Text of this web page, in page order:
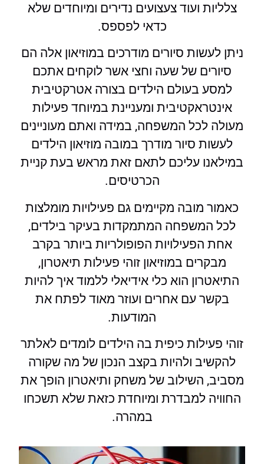
צלליות ועוד צעצועים נדירים ומיוחדים שלא
כדאי לפספס.
ניתן לעשות סיורים מודרכים במוזיאון אלה הם
סיורים של שעה וחצי אשר לוקחים אתכם
למסע בעולם הילדים בצורה אטרקטיבית
אינטראקטיבית ומעניינת במיוחד פעילות
מעולה לכל המשפחה, במידה ואתם מעוניינים
לעשות סיור מודרך במובה מוזיאון הילדים
במילאנו עליכם לתאם זאת מראש בעת קניית
הכרטיסים.
כאמור מובה מקיימים גם פעילויות מומלצות
לכל המשפחה המתמקדות בעיקר בילדים,
אחת הפעילויות הפופולריות ביותר בקרב
מבקרים במוזיאון זוהי פעילות תיאטרון,
התיאטרון הוא כלי אידיאלי ללמוד איך להיות
בקשר עם אחרים ועוזר מאוד לפתח את
המודעות.
זוהי פעילות כיפית בה הילדים לומדים לאלתר
להקשיב ולהיות בקצב הנכון של מה שקורה
מסביב, השילוב של משחק ותיאטרון הופך את
החוויה למבדרת ומיוחדת כזאת שלא תשכחו
במהרה.